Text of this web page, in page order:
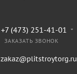
+7 (473) 251-41-01
ЗАКАЗАТЬ ЗВОНОК
zakaz@plitstroytorg.ru